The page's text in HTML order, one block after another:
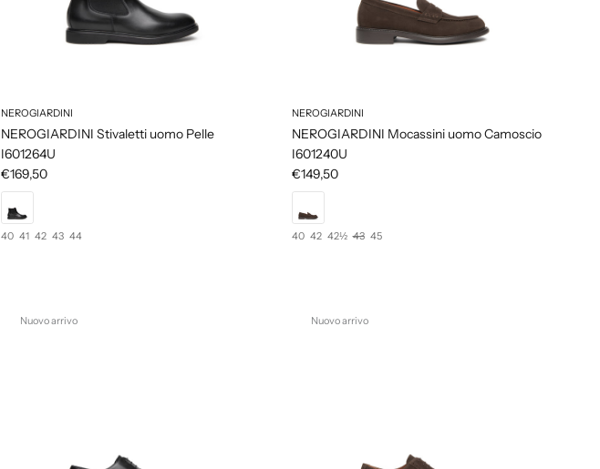
NEROGIARDINI
NEROGIARDINI Stivaletti uomo Pelle
I601264U
€169,50
40 41 42 43 44
NEROGIARDINI
NEROGIARDINI Mocassini uomo Camoscio
I601240U
€149,50
40 42 42½ 43 45
Nuovo arrivo Nuovo arrivo